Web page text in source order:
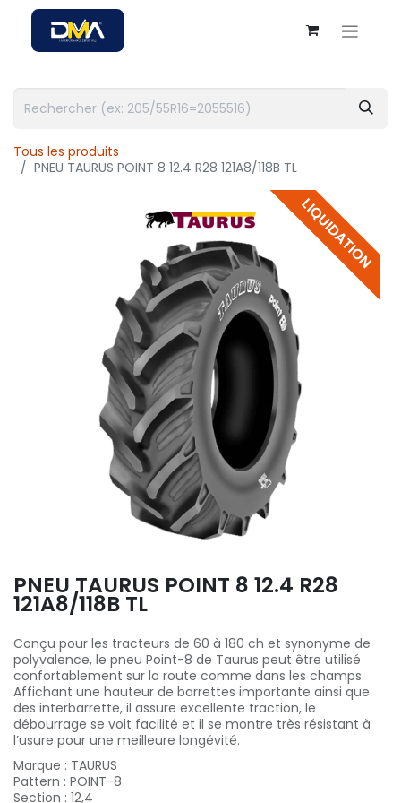
Tous les produits
PNEU TAURUS POINT 8 12.4 R28 121A8/118B TL
LIQUIDATION
PNEU TAURUS POINT 8 12.4 R28
121A8/118B TL
Conçu pour les tracteurs de 60 à 180 ch et synonyme de
polyvalence, le pneu Point-8 de Taurus peut être utilisé
confortablement sur la route comme dans les champs.
Affichant une hauteur de barrettes importante ainsi que
des interbarrette, il assure excellente traction, le
débourrage se voit facilité et il se montre très résistant à
l’usure pour une meilleure longévité.
Marque : TAURUS
Pattern : POINT-8
Section : 12,4